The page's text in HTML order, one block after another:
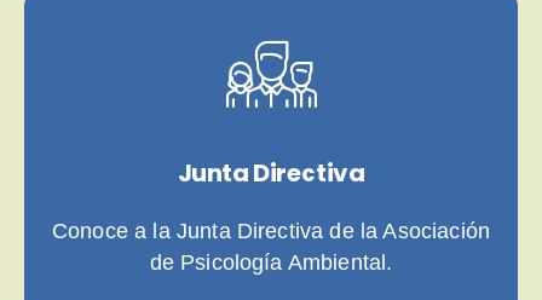
Junta Directiva
Conoce a la Junta Directiva de la Asociación
de Psicología Ambiental.